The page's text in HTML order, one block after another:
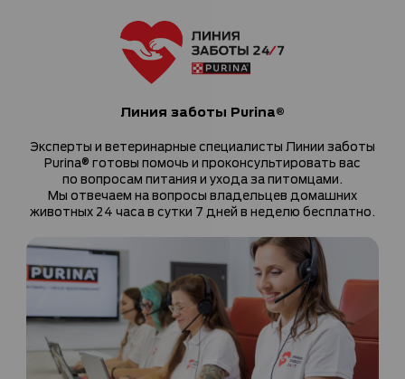
Линия заботы Purina®
Эксперты и ветеринарные специалисты Линии заботы
Purina® готовы помочь и проконсультировать вас
по вопросам питания и ухода за питомцами.
Мы отвечаем на вопросы владельцев домашних
животных 24 часа в сутки 7 дней в неделю бесплатно.